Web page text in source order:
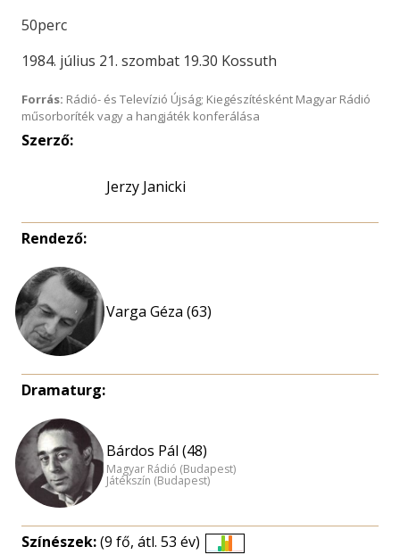
50perc
1984. július 21. szombat 19.30 Kossuth
Forrás: Rádió- és Televízió Újság; Kiegészítésként Magyar Rádió
műsorboríték vagy a hangjáték konferálása
Szerző:
Jerzy Janicki
Rendező:
Varga Géza (63)
Dramaturg:
Bárdos Pál (48)
Magyar Rádió (Budapest)
Játékszín (Budapest)
Színészek:(9 fő, átl. 53 év)